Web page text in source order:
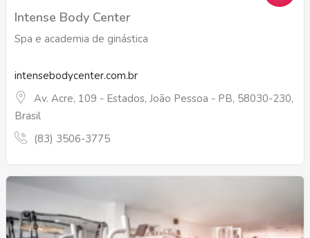
Intense Body Center
Spa e academia de ginástica
intensebodycenter.com.br
Av. Acre, 109 - Estados, João Pessoa - PB, 58030-230,
Brasil
(83) 3506-3775